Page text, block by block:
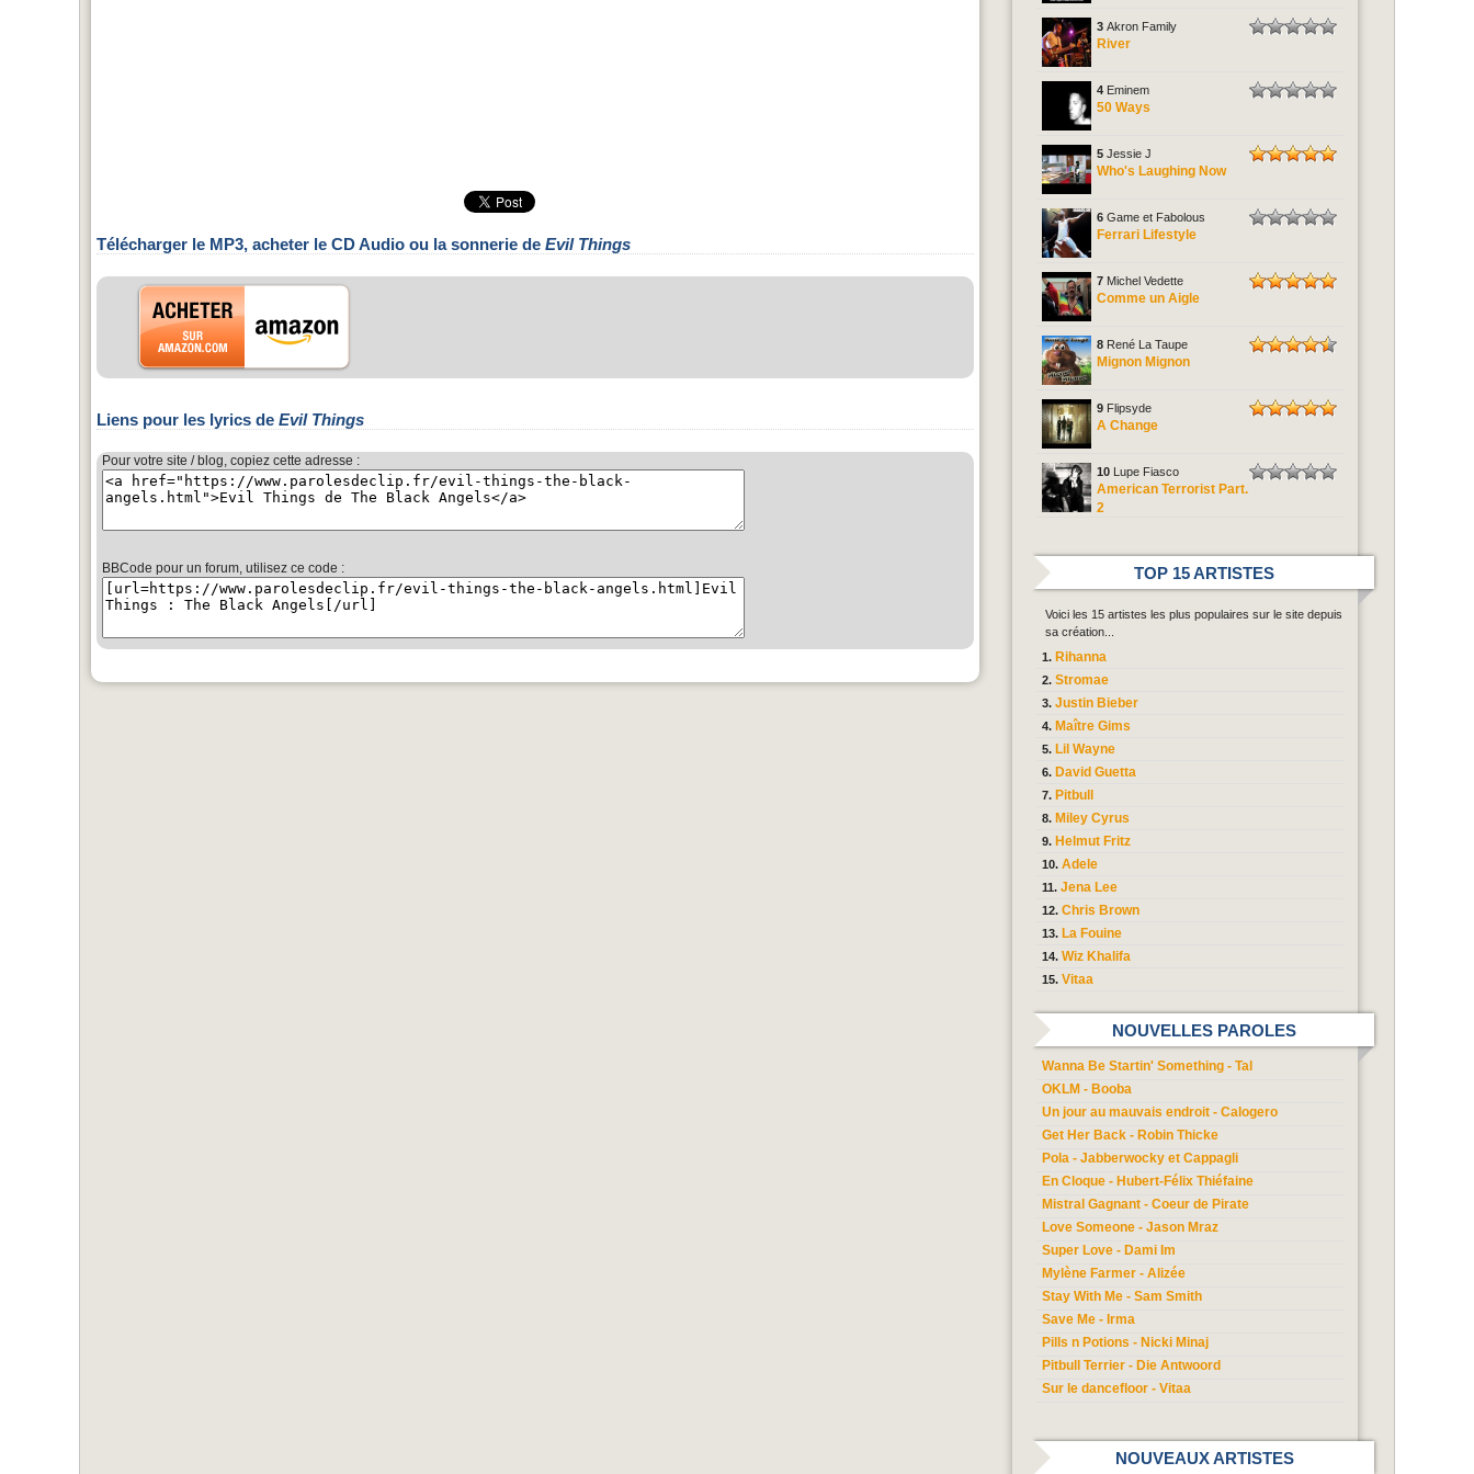
Télécharger le MP3, acheter le CD Audio ou la sonnerie de Evil Things
Liens pour les lyrics de Evil Things
Pour votre site / blog, copiez cette adresse :
BBCode pour un forum, utilisez ce code :
3 Akron Family
River
4 Eminem
50 Ways
5 Jessie J
Who's Laughing Now
6 Game et Fabolous
Ferrari Lifestyle
7 Michel Vedette
Comme un Aigle
8 René La Taupe
Mignon Mignon
9 Flipsyde
A Change
10 Lupe Fiasco
American Terrorist Part.
2
TOP 15 ARTISTES
Voici les 15 artistes les plus populaires sur le site depuis
sa création...
Rihanna
Stromae
Justin Bieber
Maître Gims
Lil Wayne
David Guetta
Pitbull
Miley Cyrus
Helmut Fritz
Adele
Jena Lee
Chris Brown
La Fouine
Wiz Khalifa
Vitaa
NOUVELLES PAROLES
Wanna Be Startin' Something - Tal
OKLM - Booba
Un jour au mauvais endroit - Calogero
Get Her Back - Robin Thicke
Pola - Jabberwocky et Cappagli
En Cloque - Hubert-Félix Thiéfaine
Mistral Gagnant - Coeur de Pirate
Love Someone - Jason Mraz
Super Love - Dami Im
Mylène Farmer - Alizée
Stay With Me - Sam Smith
Save Me - Irma
Pills n Potions - Nicki Minaj
Pitbull Terrier - Die Antwoord
Sur le dancefloor - Vitaa
NOUVEAUX ARTISTES